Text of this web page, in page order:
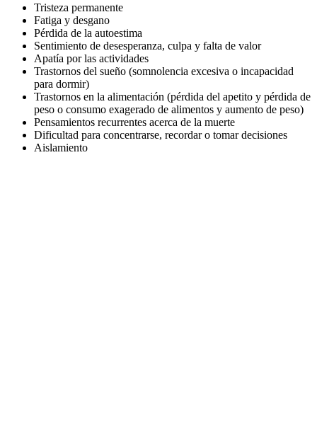
Tristeza permanente
Fatiga y desgano
Pérdida de la autoestima
Sentimiento de desesperanza, culpa y falta de valor
Apatía por las actividades
Trastornos del sueño (somnolencia excesiva o incapacidad
para dormir)
Trastornos en la alimentación (pérdida del apetito y pérdida de
peso o consumo exagerado de alimentos y aumento de peso)
Pensamientos recurrentes acerca de la muerte
Dificultad para concentrarse, recordar o tomar decisiones
Aislamiento